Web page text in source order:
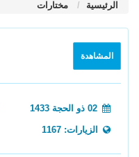
الرئيسية مختارات
المشاهدة
الزيارات: 1167